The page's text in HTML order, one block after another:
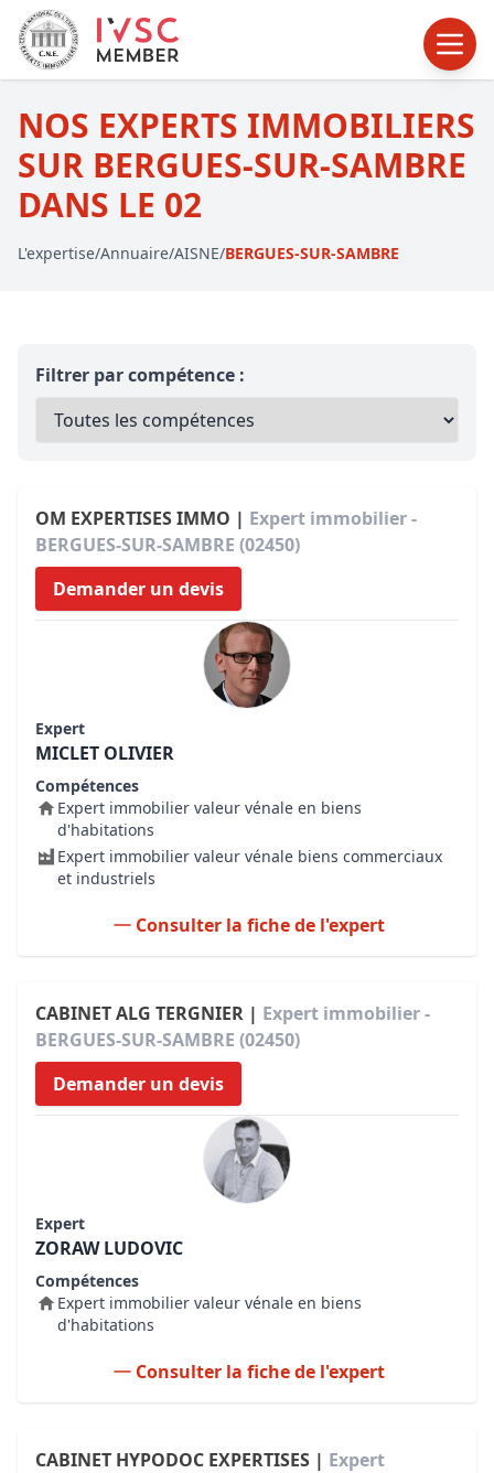
NOS EXPERTS IMMOBILIERS
SUR BERGUES-SUR-SAMBRE
DANS LE 02
L'expertise/Annuaire/AISNE/BERGUES-SUR-SAMBRE
Filtrer par compétence :
OM EXPERTISES IMMO | Expert immobilier -
BERGUES-SUR-SAMBRE (02450)
Demander un devis
Expert
MICLET OLIVIER
Compétences
Expert immobilier valeur vénale en biens
d'habitations
Expert immobilier valeur vénale biens commerciaux
et industriels
Consulter la fiche de l'expert
CABINET ALG TERGNIER | Expert immobilier -
BERGUES-SUR-SAMBRE (02450)
Demander un devis
Expert
ZORAW LUDOVIC
Compétences
Expert immobilier valeur vénale en biens
d'habitations
Consulter la fiche de l'expert
CABINET HYPODOC EXPERTISES | Expert